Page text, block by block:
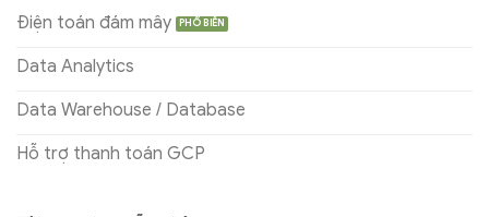
Điện toán đám mây
Data Analytics
Data Warehouse / Database
Hỗ trợ thanh toán GCP